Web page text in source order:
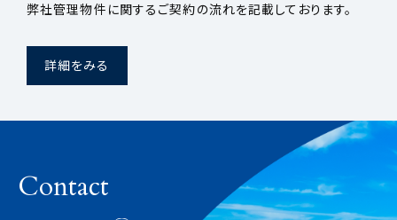
弊社管理物件に関するご契約の流れを記載しております。
詳細をみる
Contact